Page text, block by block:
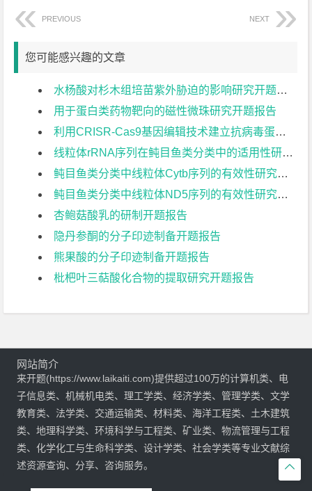
PREVIOUS NEXT
您可能感兴趣的文章
水杨酸对杉木组培苗紫外胁迫的影响研究开题报告
用于蛋白类药物靶向的磁性微珠研究开题报告
利用CRISR-Cas9基因编辑技术建立抗病毒蛋白PKR基因敲除细胞系开题报告
线粒体rRNA序列在鲀目鱼类分类中的适用性研究开题报告
鲀目鱼类分类中线粒体Cytb序列的有效性研究开题报告
鲀目鱼类分类中线粒体ND5序列的有效性研究开题报告
杏鲍菇酸乳的研制开题报告
隐丹参酮的分子印迹制备开题报告
熊果酸的分子印迹制备开题报告
枇杷叶三萜酸化合物的提取研究开题报告

网站简介
来开题(https://www.laikaiti.com)提供超过100万的计算机类、电
子信息类、机械机电类、理工学类、经济学类、管理学类、文学
教育类、法学类、交通运输类、材料类、海洋工程类、土木建筑
类、地理科学类、环境科学与工程类、矿业类、物流管理与工程
类、化学化工与生命科学类、设计学类、社会学类等专业文献综
述资源查询、分享、咨询服务。